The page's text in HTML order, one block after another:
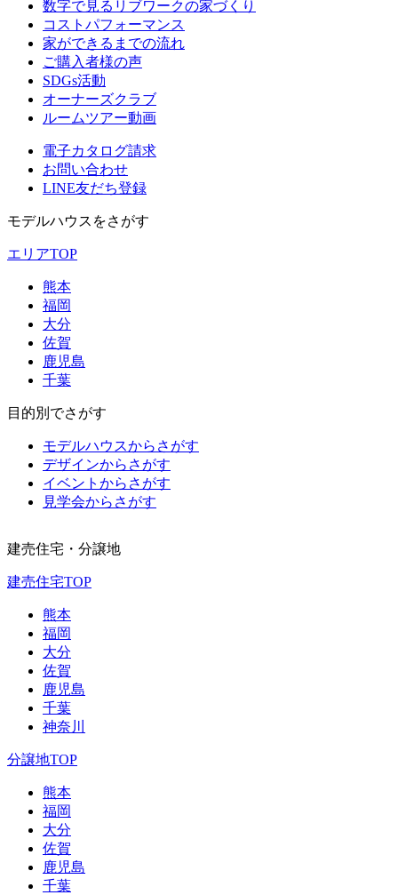
数字で見るリブワークの家づくり
コストパフォーマンス
家ができるまでの流れ
ご購入者様の声
SDGs活動
オーナーズクラブ
ルームツアー動画
電子カタログ請求
お問い合わせ
LINE友だち登録
モデルハウスをさがす
エリアTOP
熊本
福岡
大分
佐賀
鹿児島
千葉
目的別でさがす
モデルハウスからさがす
デザインからさがす
イベントからさがす
見学会からさがす
建売住宅・分譲地
建売住宅TOP
熊本
福岡
大分
佐賀
鹿児島
千葉
神奈川
分譲地TOP
熊本
福岡
大分
佐賀
鹿児島
千葉